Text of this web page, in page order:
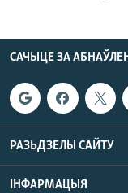
САЧЫЦЕ ЗА
РАЗЬДЗЕЛЫ САЙТУ
ІНФАРМАЦЫЯ